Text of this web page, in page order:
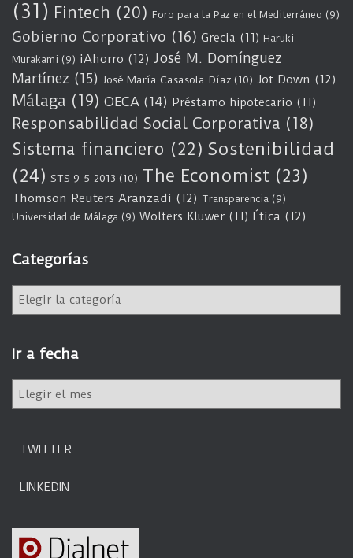
(31) Fintech (20) Foro para la Paz en el Mediterráneo (9)
Gobierno Corporativo (16) Grecia (11) Haruki
Murakami (9) iAhorro (12) José M. Domínguez
Martínez (15) José María Casasola Díaz (10) Jot Down (12)
Málaga (19) OECA (14) Préstamo hipotecario (11)
Responsabilidad Social Corporativa (18)
Sistema financiero (22) Sostenibilidad
(24) STS 9-5-2013 (10) The Economist (23)
Thomson Reuters Aranzadi (12) Transparencia (9)
Universidad de Málaga (9) Wolters Kluwer (11) Ética (12)
Categorías
e
g
o
í
Ir a fecha
TWITTER
LINKEDIN